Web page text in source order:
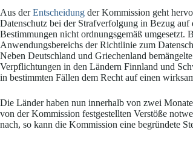
Aus derEntscheidung der Kommission geht
Datenschutz bei der Strafverfolgung in Bezug
Bestimmungen nicht ordnungsgemäß umgesetzt.
Anwendungsbereichs der Richtlinie zum
Neben Deutschland und Griechenland
Verpflichtungen in den Ländern Finnland und
in bestimmten Fällen dem Recht auf einen
Die Länder haben nun innerhalb von zwei
von der Kommission festgestellten Verstöße
nach, so kann die Kommission eine begründete